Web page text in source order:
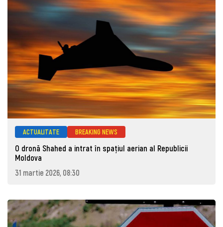
ACTUALITATE BREAKING NEWS
O dronă Shahed a intrat în spațiul aerian al Republicii
Moldova
31 martie 2026, 08:30